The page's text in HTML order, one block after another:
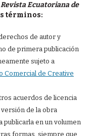
Revista Ecuatoriana de
términos:
de autor y
de primera publicación
sujeto a
Comercial de Creative
acuerdos de licencia
de la obra
publicarla en un volumen
formas, siempre que